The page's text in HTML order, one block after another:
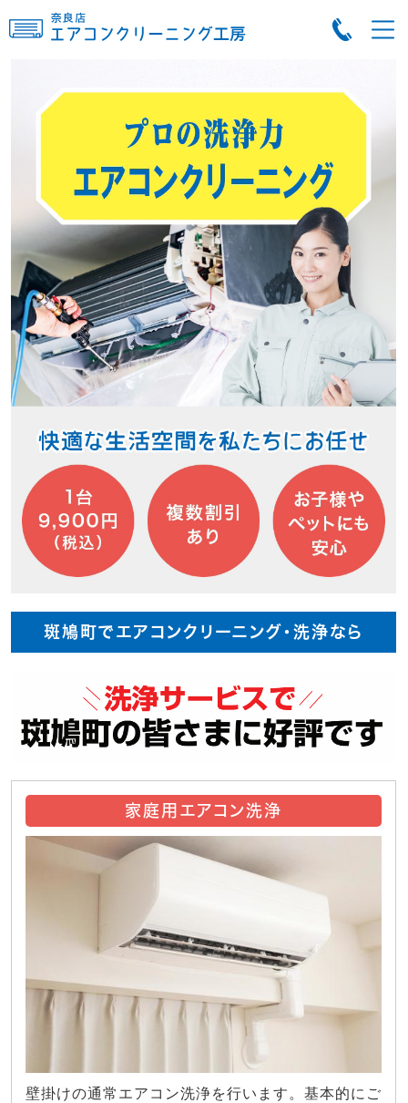
斑鳩町でエアコンクリーニング・洗浄なら
家庭用エアコン洗浄
壁掛けの通常エアコン洗浄を行います。基本的にご